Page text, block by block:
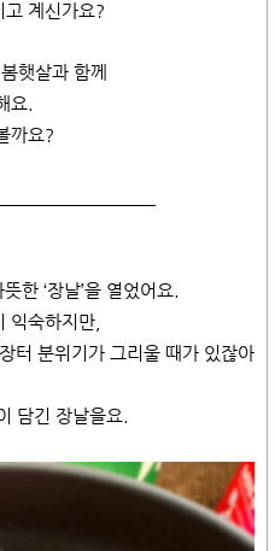
고 계신가요?
햇살과 함께
요.
까요?
한 ‘장날’을 열었어요.
익숙하지만,
터 분위기가 그리울 때가 있잖아
담긴 장날을요.